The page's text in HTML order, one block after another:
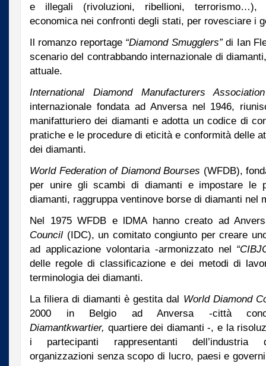
e illegali (rivoluzioni, ribellioni, terrorismo…),
economica nei confronti degli stati, per rovesciare i
Il romanzo reportage “Diamond Smugglers”di Ian
scenario del contrabbando internazionale di
attuale.
International Diamond Manufacturers Association
internazionale fondata ad Anversa nel 1946,
manifatturiero dei diamanti e adotta un codice di
pratiche e le procedure di eticità e conformità delle
dei diamanti.
World Federation of Diamond Bourses (WFDB),
per unire gli scambi di diamanti e impostare le
diamanti, raggruppa ventinove borse di diamanti nel
Nel 1975 WFDB e lDMA hanno creato ad
Council (IDC), un comitato congiunto per creare
ad applicazione volontaria -armonizzato nel
delle regole di classificazione e dei metodi di
terminologia dei diamanti.
La filiera di diamanti è gestita dal World Diamond
2000 in Belgio ad Anversa -città
Diamantkwartier, quartiere dei diamanti -, e la
i partecipanti rappresentanti dell’industria
organizzazioni senza scopo di lucro, paesi e